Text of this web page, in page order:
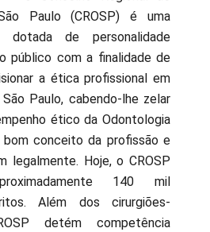
Paulo (CROSP) é uma
dotada de personalidade
público com a finalidade de
a ética profissional em
Paulo, cabendo-lhe zelar
ético da Odontologia
conceito da profissão e
legalmente. Hoje, o CROSP
140 mil
Além dos cirurgiões-
detém competência